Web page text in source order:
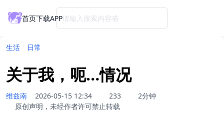
首页下载APP请输入搜索内容喵
生活 日常
关于我，呃…情况
维兹南 2026-05-15 12:34 233
2分钟
原创声明，未经作者许可禁止转载